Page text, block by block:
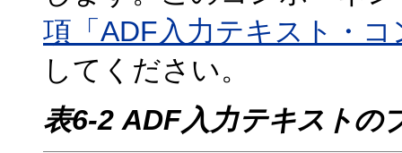
項「ADF入力テキスト・
してください。
表6-2 ADF入力テキストの